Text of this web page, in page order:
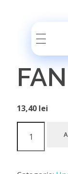
13,40 lei